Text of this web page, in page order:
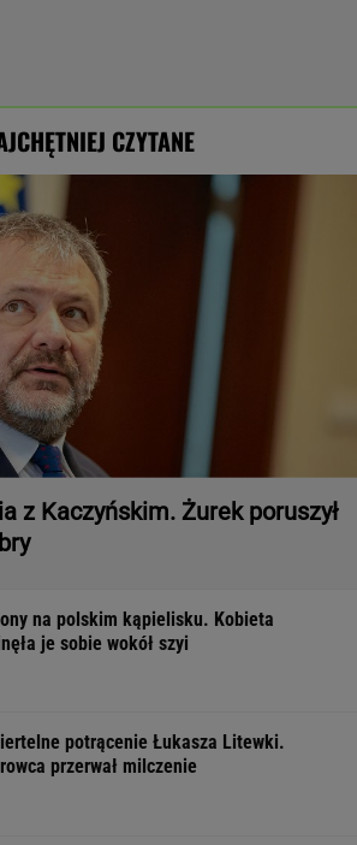
CZYTANE
z Kaczyńskim. Żurek poruszył
na polskim kąpielisku. Kobieta
je sobie wokół szyi
potrącenie Łukasza Litewki.
przerwał milczenie